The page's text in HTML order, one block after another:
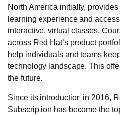
North America initially,
learning experience and
interactive, virtual classes.
across Red Hat’s product
help individuals and teams
technology landscape. This
the future.
Since its introduction in 2016,
Subscription has become the